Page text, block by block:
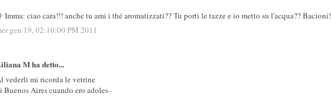
Imma: ciao cara!!! anche tu ami i thé aromatizzati?? Tu porti le tazze e io metto su l'acqua?? Bacioni!
gen 19, 02:10:00 PM 2011
M ha detto...
vederli mi ricorda le vetrine
Buenos Aires cuando ero adoles-